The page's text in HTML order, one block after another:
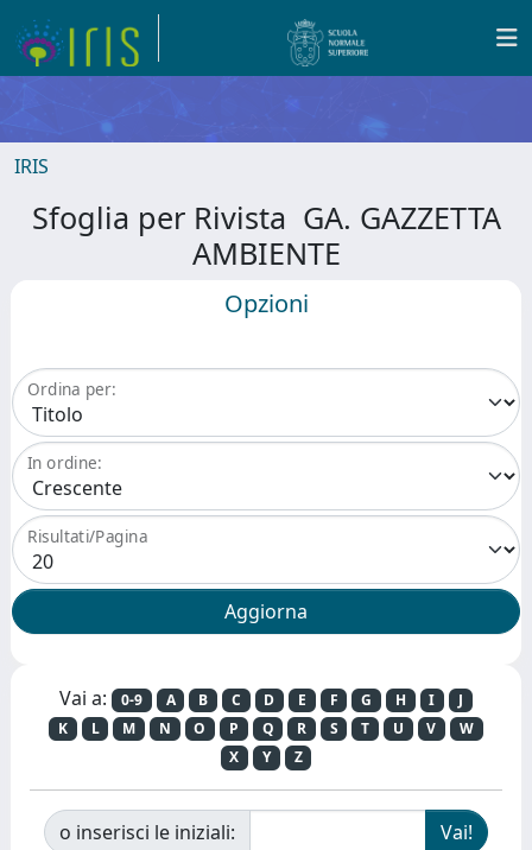
IRIS
Sfoglia per Rivista GA. GAZZETTA
AMBIENTE
Opzioni
Ordina per:
In ordine:
Risultati/Pagina
Vai a: 0-9 A B C D E F G H I
J
K
L M N O P Q R S T U V
W
X
Y Z
o inserisci le iniziali: